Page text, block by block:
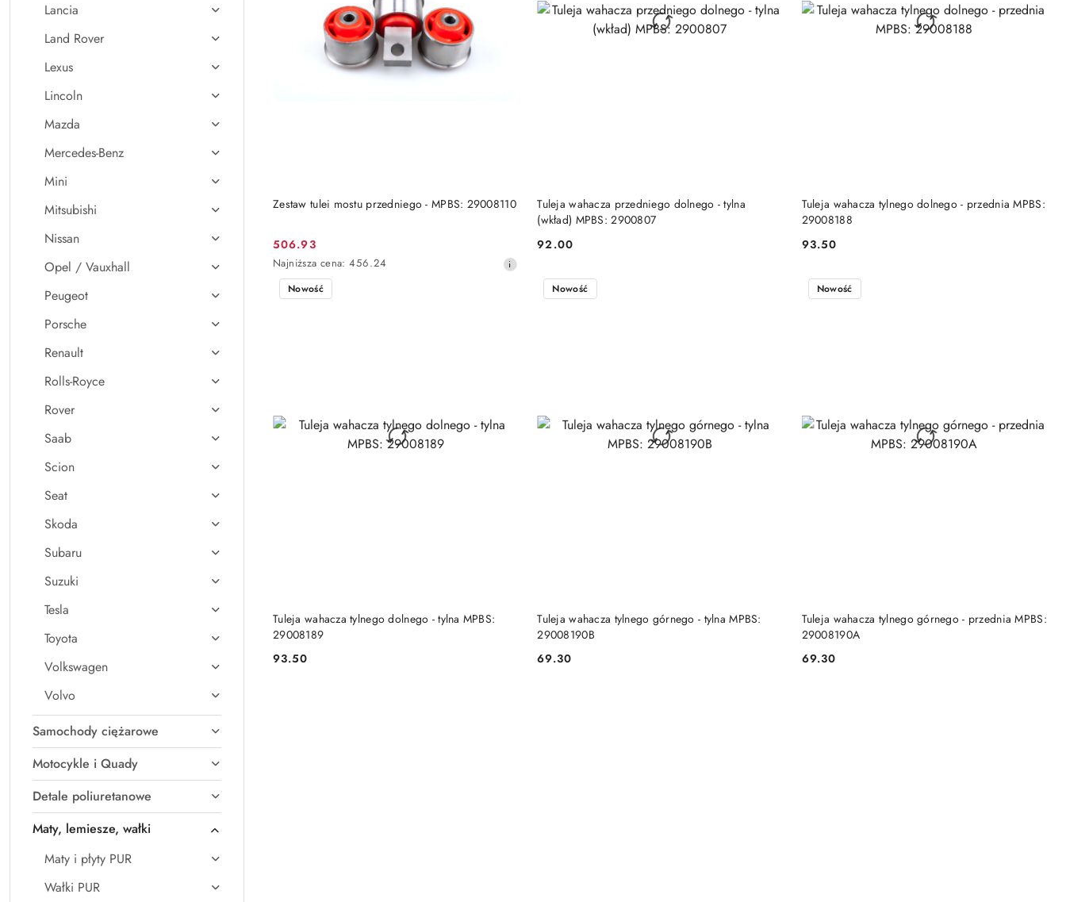
Lancia
Land Rover
Lexus
Lincoln
Mazda
Mercedes-Benz
Mini
Mitsubishi
Nissan
Opel / Vauxhall
Peugeot
Porsche
Renault
Rolls-Royce
Rover
Saab
Scion
Seat
Skoda
Subaru
Suzuki
Tesla
Toyota
Volkswagen
Volvo
Samochody ciężarowe
Motocykle i Quady
Detale poliuretanowe
Maty, lemiesze, wałki
Maty i płyty PUR
Wałki PUR
Zestaw tulei mostu przedniego - MPBS: 29008110
Cena
promocyjna:
506.93
Najniższa
cena
Najniższa cena: 456.24
DO KOSZYKA
Tuleja wahacza przedniego dolnego - tylna
(wkład) MPBS: 2900807
Cena:
92.00
DO KOSZYKA
Tuleja wahacza tylnego dolnego - przednia MPBS:
29008188
Cena:
93.50
DO KOSZYKA
Tuleja wahacza tylnego dolnego - tylna MPBS:
29008189
Cena:
93.50
Nowość
DO KOSZYKA
Tuleja wahacza tylnego górnego - tylna MPBS:
29008190B
Cena:
69.30
Nowość
DO KOSZYKA
Tuleja wahacza tylnego górnego - przednia MPBS:
29008190A
Cena:
69.30
Nowość
DO KOSZYKA